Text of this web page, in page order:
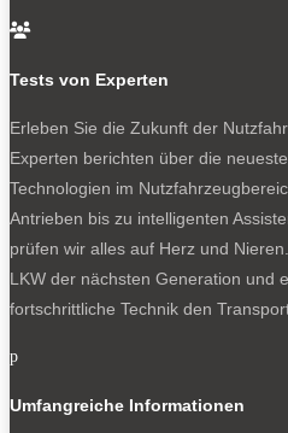

Tests von Experten
Erleben Sie die Zukunft der
Experten berichten über die
Technologien im
Antrieben bis zu intelligenten
prüfen wir alles auf Herz und
LKW der nächsten Generation und
fortschrittliche Technik den
p
Umfangreiche Informationen